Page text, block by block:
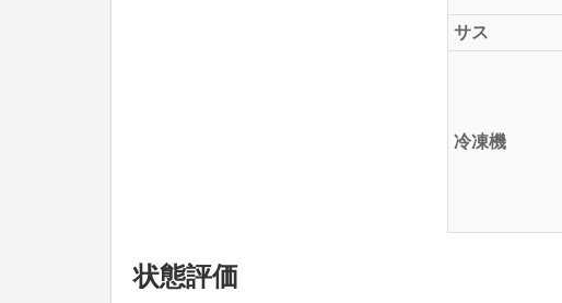
サス
冷凍機
状態評価